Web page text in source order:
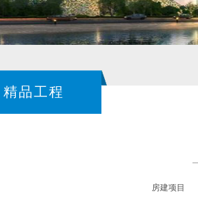
精品工程
房建项目